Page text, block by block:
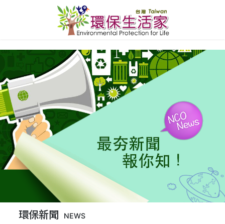
環保新聞 NEWS